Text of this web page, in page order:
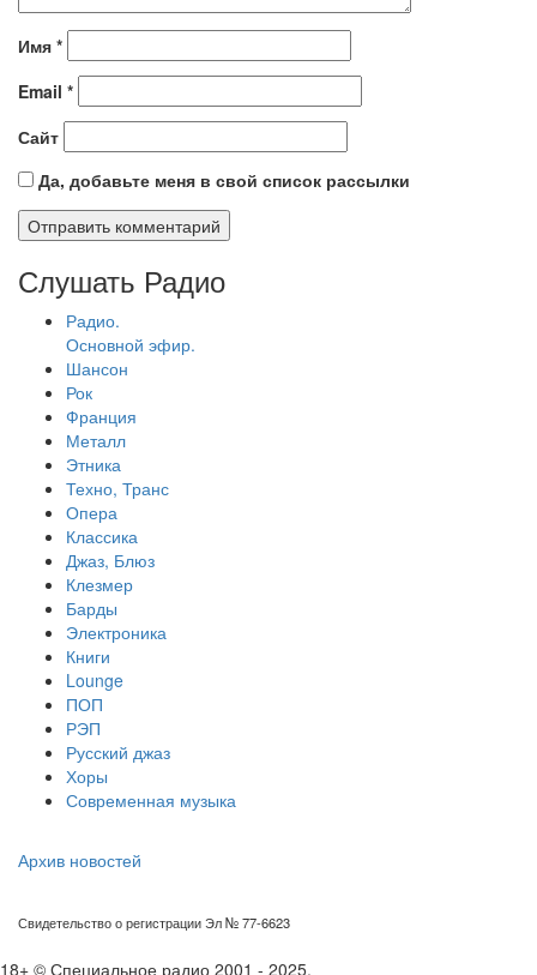
Имя *
Email *
Сайт
Да, добавьте меня в свой список рассылки
Слушать Радио
Радио.
Основной эфир.
Шансон
Рок
Франция
Металл
Этника
Техно, Транс
Опера
Классика
Джаз, Блюз
Клезмер
Барды
Электроника
Книги
Lounge
ПОП
РЭП
Русский джаз
Хоры
Современная музыка
Архив новостей
Свидетельство о регистрации Эл № 77-6623
18+ © Специальное радио 2001 - 2025.